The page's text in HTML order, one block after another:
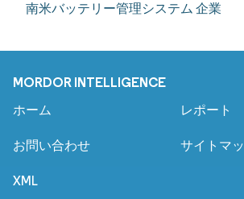
南米バッテリー管理システム 企業
MORDOR INTELLIGENCE
ホーム レポート
お問い合わせ サイトマ
XML